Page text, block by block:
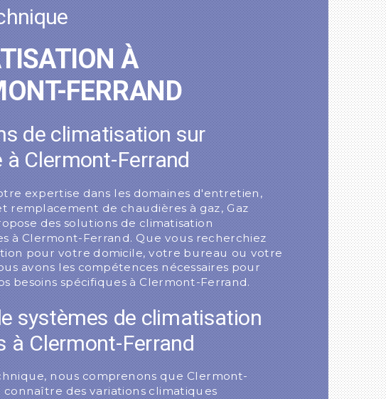
À
FERRAND
de climatisation sur
à Clermont-Ferrand
expertise dans les domaines d'entretien,
remplacement de chaudières à gaz, Gaz
des solutions de climatisation
à Clermont-Ferrand. Que vous recherchiez
pour votre domicile, votre bureau ou votre
avons les compétences nécessaires pour
besoins spécifiques à Clermont-Ferrand.
systèmes de climatisation
à Clermont-Ferrand
nous comprenons que Clermont-
connaître des variations climatiques